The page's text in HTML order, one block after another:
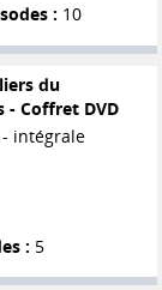
: 10
du
- Coffret DVD
intégrale
: 5